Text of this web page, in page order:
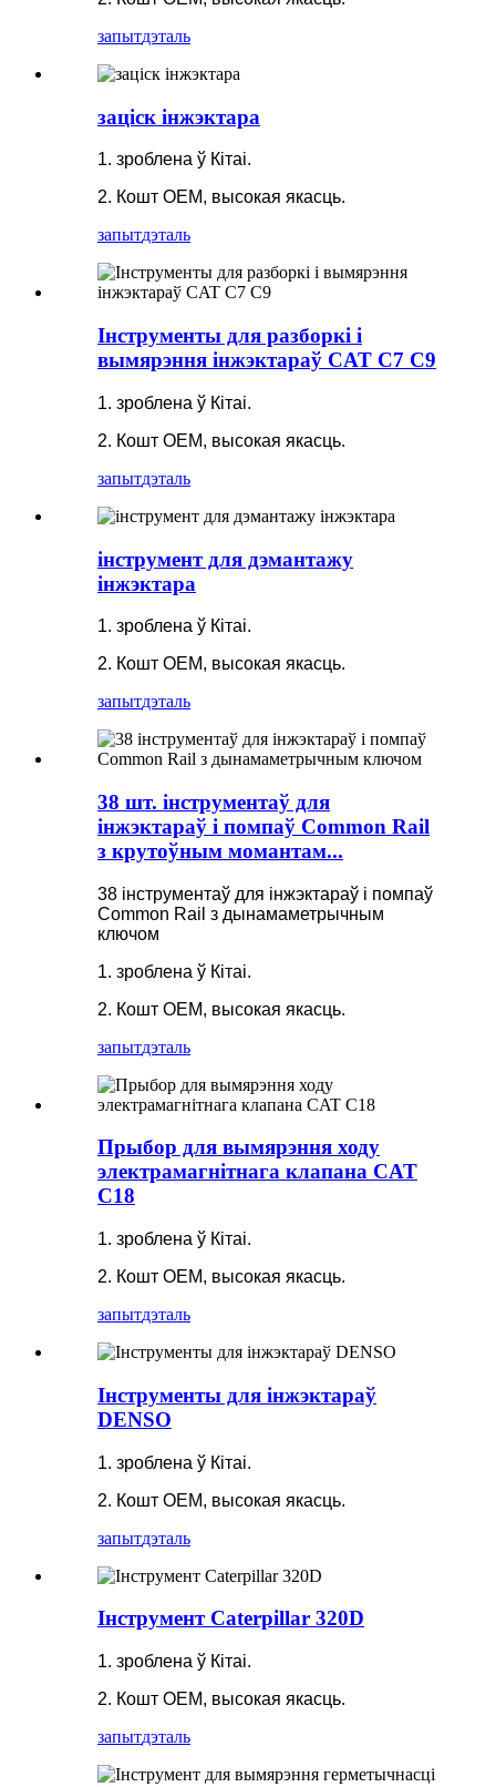
запытдэталь
заціск інжэктара
1. зроблена ў Кітаі.
2. Кошт OEM, высокая якасць.
запытдэталь
Інструменты для разборкі і
вымярэння інжэктараў CAT C7 C9
1. зроблена ў Кітаі.
2. Кошт OEM, высокая якасць.
запытдэталь
інструмент для дэмантажу
інжэктара
1. зроблена ў Кітаі.
2. Кошт OEM, высокая якасць.
запытдэталь
38 шт. інструментаў для
інжэктараў і помпаў Common Rail
з крутоўным момантам...
38 інструментаў для інжэктараў і помпаў
Common Rail з дынамаметрычным
ключом
1. зроблена ў Кітаі.
2. Кошт OEM, высокая якасць.
запытдэталь
Прыбор для вымярэння ходу
электрамагнітнага клапана CAT
C18
1. зроблена ў Кітаі.
2. Кошт OEM, высокая якасць.
запытдэталь
Інструменты для інжэктараў
DENSO
1. зроблена ў Кітаі.
2. Кошт OEM, высокая якасць.
запытдэталь
Інструмент Caterpillar 320D
1. зроблена ў Кітаі.
2. Кошт OEM, высокая якасць.
запытдэталь